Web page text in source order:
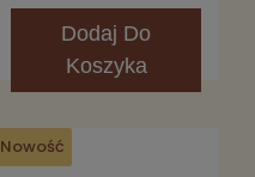
Dodaj Do
Koszyka
Nowość